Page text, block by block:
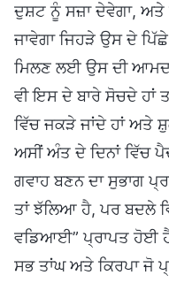
ਦੁਸ਼ਟ ਨੂੰ ਸਜ਼ਾ ਦੇਵੇਗਾ,
ਜਾਵੇਗਾ ਜਿਹੜੇ ਉਸ ਦੇ
ਮਿਲਣ ਲਈ ਉਸ ਦੀ ਆਮਦ
ਵੀ ਇਸ ਦੇ ਬਾਰੇ ਸੋਚਦੇ
ਵਿੱਚ ਜਕੜੇ ਜਾਂਦੇ ਹਾਂ ਅਤੇ
ਅਸੀਂ ਅੰਤ ਦੇ ਦਿਨਾਂ ਵਿੱਚ
ਗਵਾਹ ਬਣਨ ਦਾ ਸੁਭਾਗ
ਤਾਂ ਝੱਲਿਆ ਹੈ, ਪਰ ਬਦਲੇ
ਵਡਿਆਈ” ਪ੍ਰਾਪਤ ਹੋਈ
ਸਭ ਤਾਂਘ ਅਤੇ ਕਿਰਪਾ ਜੋ